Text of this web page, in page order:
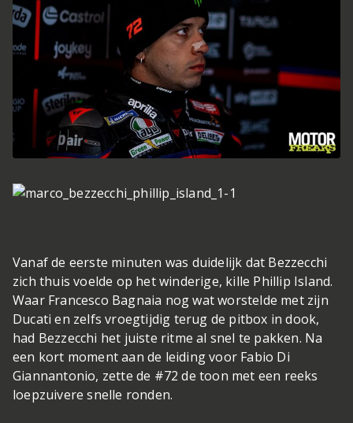
Vanaf de eerste minuten was duidelijk dat Bezzecchi
zich thuis voelde op het winderige, kille Phillip Island.
Waar Francesco Bagnaia nog wat worstelde met zijn
Ducati en zelfs vroegtijdig terug de pitbox in dook,
had Bezzecchi het juiste ritme al snel te pakken. Na
een kort moment aan de leiding voor Fabio Di
Giannantonio, zette de #72 de toon met een reeks
loepzuivere snelle ronden.